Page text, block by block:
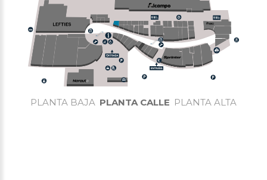
PLANTA BAJA PLANTA CALLE PLANTA ALTA